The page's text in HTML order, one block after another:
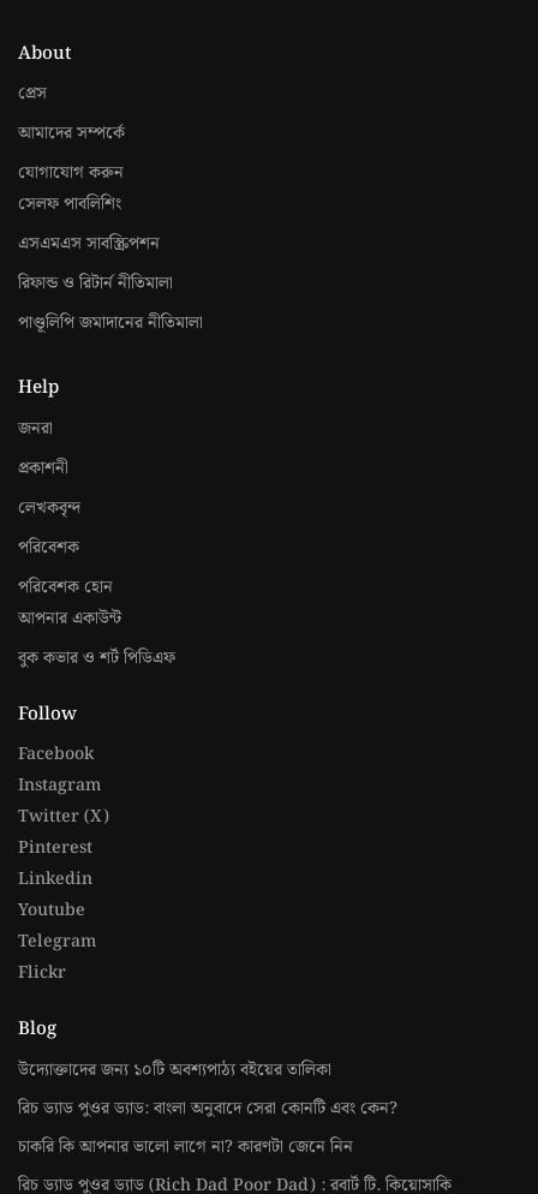
About
প্রেস
আমাদের সম্পর্কে
যোগাযোগ করুন
সেলফ পাবলিশিং
এসএমএস সাবস্ক্রিপশন
রিফান্ড ও রিটার্ন নীতিমালা
পাণ্ডূলিপি জমাদানের নীতিমালা
Help
জনরা
প্রকাশনী
লেখকবৃন্দ
পরিবেশক
পরিবেশক হোন
আপনার একাউন্ট
বুক কভার ও শর্ট পিডিএফ
Follow
Facebook
Instagram
Twitter (X)
Pinterest
Linkedin
Youtube
Telegram
Flickr
Blog
উদ্যোক্তাদের জন্য ১০টি অবশ্যপাঠ্য বইয়ের তালিকা
রিচ ড্যাড পুওর ড্যাড: বাংলা অনুবাদে সেরা কোনটি এবং কেন?
চাকরি কি আপনার ভালো লাগে না? কারণটা জেনে নিন
রিচ ড্যাড পুওর ড্যাড (Rich Dad Poor Dad) : রবার্ট টি. কিয়োসাকি